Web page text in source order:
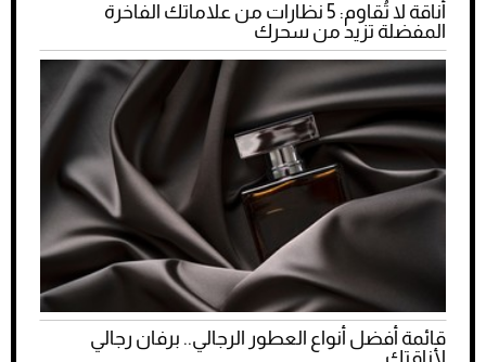
أناقة لا تُقاوم: 5 نظارات من علاماتك الفاخرة
المفضلة تزيد من سحرك
قائمة أفضل أنواع العطور الرجالي.. برفان رجالي